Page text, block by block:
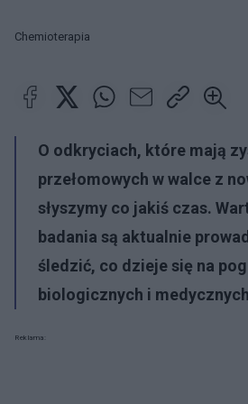
Chemioterapia
O odkryciach, które mają
przełomowych w walce z
słyszymy co jakiś czas.
badania są aktualnie
śledzić, co dzieje się na
biologicznych i
Reklama: